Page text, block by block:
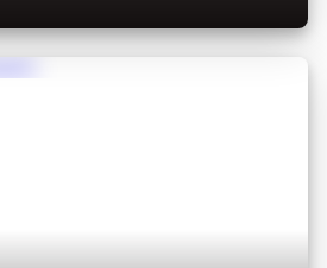
bloki kwarcu, wózek z TNT
o których poczytać można w